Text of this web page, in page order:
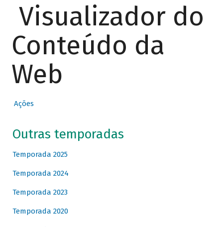
Visualizador do
Conteúdo da
Web
Ações
Outras temporadas
Temporada 2025
Temporada 2024
Temporada 2023
Temporada 2020